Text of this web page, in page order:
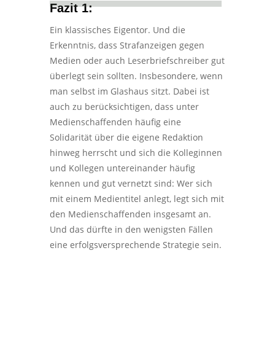
Fazit 1:
Ein klassisches Eigentor. Und die
Erkenntnis, dass Strafanzeigen gegen
Medien oder auch Leserbriefschreiber gut
überlegt sein sollten. Insbesondere, wenn
man selbst im Glashaus sitzt. Dabei ist
auch zu berücksichtigen, dass unter
Medienschaffenden häufig eine
Solidarität über die eigene Redaktion
hinweg herrscht und sich die Kolleginnen
und Kollegen untereinander häufig
kennen und gut vernetzt sind: Wer sich
mit einem Medientitel anlegt, legt sich mit
den Medienschaffenden insgesamt an.
Und das dürfte in den wenigsten Fällen
eine erfolgsversprechende Strategie sein.